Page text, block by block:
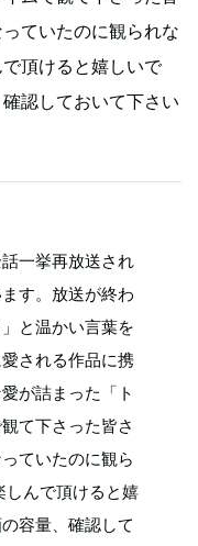
ていたのに観られな
頂けると嬉しいで
認しておいて下さい
一挙再放送され
す。放送が終わ
と温かい言葉を
される作品に携
が詰まった「ト
て下さった皆さ
ていたのに観ら
しんで頂けると嬉
容量、確認して